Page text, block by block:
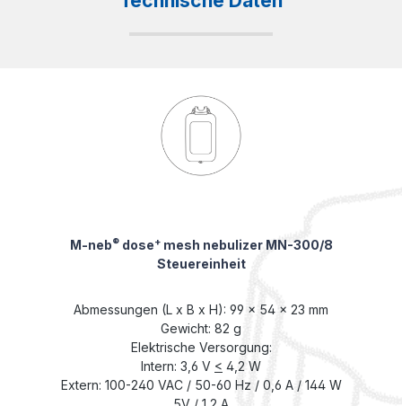
M-neb®dose+mesh nebulizer MN-300/8
Steuereinheit
Abmessungen (L x B x H): 99 x 54 x 23 mm
Gewicht: 82 g
Elektrische Versorgung:
Intern: 3,6 V < 4,2 W
Extern: 100-240 VAC / 50-60 Hz / 0,6 A / 144 W